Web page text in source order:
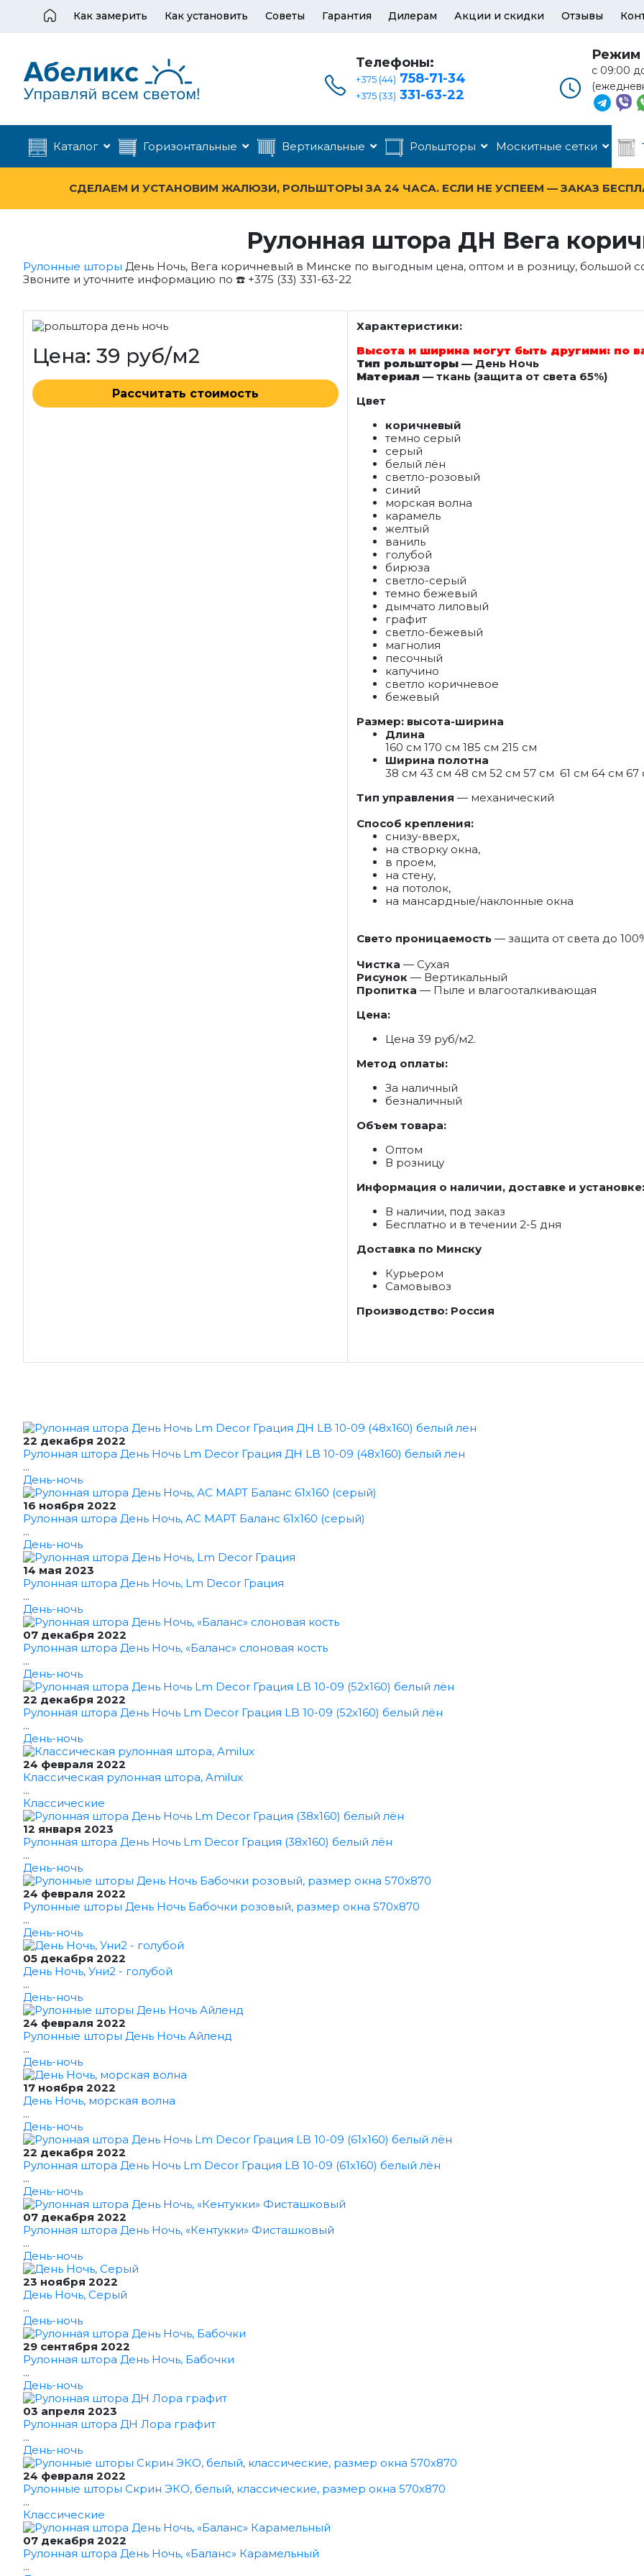
Как замерить Как установить Советы Гарантия Дилерам Акции и скидки Отзывы
Телефоны:
+375 (44) 758-71-34
+375 (33) 331-63-22
Режим
с 09:00
Каталог Горизонтальные Вертикальные Рольшторы Москитные сетки
СДЕЛАЕМ И УСТАНОВИМ ЖАЛЮЗИ, РОЛЬШТОРЫ ЗА 24 ЧАСА. ЕСЛИ НЕ УСПЕЕМ — ЗАКАЗ
Рулонная штора ДН Вега
Рулонные шторы День Ночь, Вега коричневый в Минске по выгодным цена, оптом и в розницу, большой
Звоните и уточните информацию по ☎️ +375 (33) 331-63-22
Цена: 39 руб/м2
Рассчитать стоимость
Характеристики:
Высота и ширина могут быть другими: по
Тип рольшторы — День Ночь
Материал — ткань (защита от света 65%)
Цвет
коричневый
темно серый
серый
белый лён
светло-розовый
синий
морская волна
карамель
желтый
ваниль
голубой
бирюза
светло-серый
темно бежевый
дымчато лиловый
графит
светло-бежевый
магнолия
песочный
капучино
светло коричневое
бежевый
Размер: высота-ширина
Длина
160 см 170 см 185 см 215 см
Ширина полотна
38 см 43 см 48 см 52 см 57 см 61 см 64 см 67
Тип управления — механический
Способ крепления:
снизу-вверх,
на створку окна,
в проем,
на стену,
на потолок,
на мансардные/наклонные окна
Свето проницаемость — защита от света до
Чистка — Сухая
Рисунок — Вертикальный
Пропитка — Пыле и влагооталкивающая
Цена:
Цена 39 руб/м2.
Метод оплаты:
За наличный
безналичный
Объем товара:
Оптом
В розницу
Информация о наличии, доставке и установке:
В наличии, под заказ
Бесплатно и в течении 2-5 дня
Доставка по Минску
Курьером
Самовывоз
Производство: Россия
22 декабря 2022
Рулонная штора День Ночь Lm Decor Грация ДН LB 10-09 (48x160) белый лен
...
День-ночь
16 ноября 2022
Рулонная штора День Ночь, АС МАРТ Баланс 61x160 (серый)
...
День-ночь
14 мая 2023
Рулонная штора День Ночь, Lm Decor Грация
...
День-ночь
07 декабря 2022
Рулонная штора День Ночь, «Баланс» слоновая кость
...
День-ночь
22 декабря 2022
Рулонная штора День Ночь Lm Decor Грация LB 10-09 (52x160) белый лён
...
День-ночь
24 февраля 2022
Классическая рулонная штора, Amilux
...
Классические
12 января 2023
Рулонная штора День Ночь Lm Decor Грация (38x160) белый лён
...
День-ночь
24 февраля 2022
Рулонные шторы День Ночь Бабочки розовый, размер окна 570x870
...
День-ночь
05 декабря 2022
День Ночь, Уни2 - голубой
...
День-ночь
24 февраля 2022
Рулонные шторы День Ночь Айленд
...
День-ночь
17 ноября 2022
День Ночь, морская волна
...
День-ночь
22 декабря 2022
Рулонная штора День Ночь Lm Decor Грация LB 10-09 (61x160) белый лён
...
День-ночь
07 декабря 2022
Рулонная штора День Ночь, «Кентукки» Фисташковый
...
День-ночь
23 ноября 2022
День Ночь, Серый
...
День-ночь
29 сентября 2022
Рулонная штора День Ночь, Бабочки
...
День-ночь
03 апреля 2023
Рулонная штора ДН Лора графит
...
День-ночь
24 февраля 2022
Рулонные шторы Скрин ЭКО, белый, классические, размер окна 570x870
...
Классические
07 декабря 2022
Рулонная штора День Ночь, «Баланс» Карамельный
...